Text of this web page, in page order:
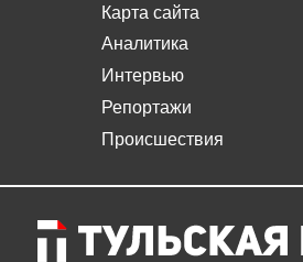
Карта сайта
Аналитика
Интервью
Репортажи
Происшествия